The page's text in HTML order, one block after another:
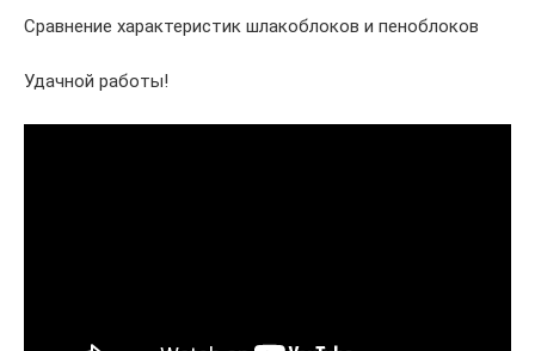
Сравнение характеристик шлакоблоков и пеноблоков
Удачной работы!